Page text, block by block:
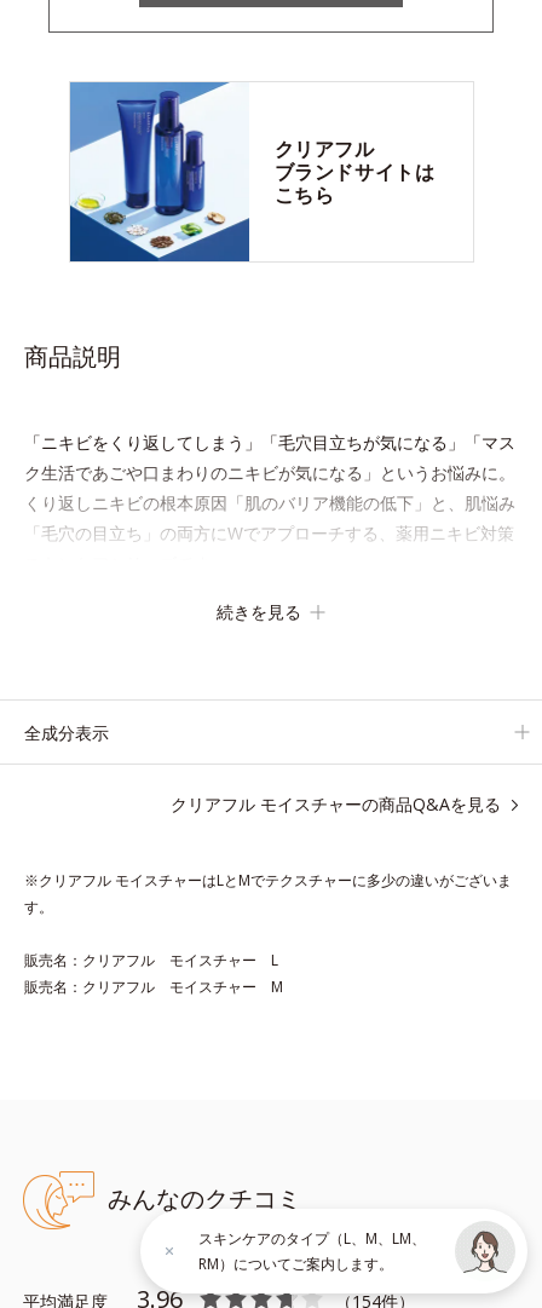
クリアフル
ブランドサイトは
こちら
商品説明
「ニキビをくり返してしまう」「毛穴目立ちが気になる」「マス
ク生活であごや口まわりのニキビが気になる」というお悩みに。
くり返しニキビの根本原因「肌のバリア機能の低下」と、肌悩み
「毛穴の目立ち」の両方にWでアプローチする、薬用ニキビ対策
おいを与え、バリア機能を維持。ニキビができにくい肌を目指し
ら成分を放出する特殊技術によって、高い浸透力(*2)と安定性を
ビ肌を、みずみずしい清潔な垢抜け肌(*4)へと導きます。
ノシット、フィチン酸、ユズセラミド、スフィンゴ糖脂質
*2 角層内
というわけではありません）
※弱酸性
アレルギーテスト済＝全ての方にアレルギーが起こらないということで
続きを見る
全成分表示
クリアフル モイスチャーの商品Q&Aを見る
※クリアフル モイスチャーはLとMでテクスチャーに多少の違いがございま
す。
販売名：クリアフル モイスチャー L
販売名：クリアフル モイスチャー M
みんなのクチコミ
平均満足度 3.96 （154件）
スキンケアのタイプ（L、M、LM、
RM）についてご案内します。